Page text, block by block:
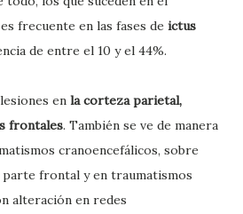
frecuente en las fases de ictus
de entre el 10 y el 44%.
en la corteza parietal,
frontales. También se ve de manera
cranoencefálicos, sobre
frontal y en traumatismos
alteración en redes